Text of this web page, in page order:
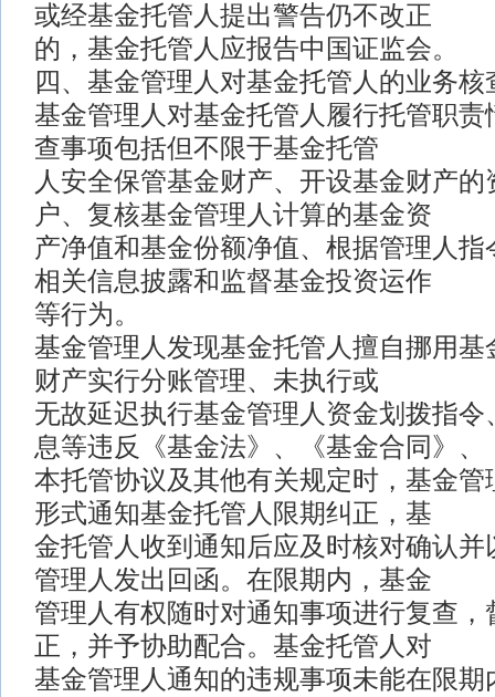
或经基金托管人提出警告仍不改正
的，基金托管人应报告中国证监会。
四、基金管理人对基金托管人的业务核
基金管理人对基金托管人履行托管职责
查事项包括但不限于基金托管
人安全保管基金财产、开设基金财产
户、复核基金管理人计算的基金资
产净值和基金份额净值、根据管理人
相关信息披露和监督基金投资运作
等行为。
基金管理人发现基金托管人擅自挪用基
财产实行分账管理、未执行或
无故延迟执行基金管理人资金划拨指令
息等违反《基金法》、《基金合同》、
本托管协议及其他有关规定时，基金管
形式通知基金托管人限期纠正，基
金托管人收到通知后应及时核对确认并
管理人发出回函。在限期内，基金
管理人有权随时对通知事项进行复查，
正，并予协助配合。基金托管人对
基金管理人通知的违规事项未能在限期